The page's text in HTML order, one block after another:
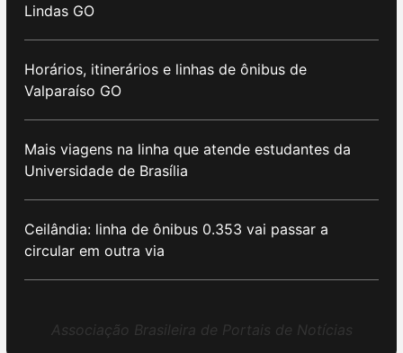
Lindas GO
Horários, itinerários e linhas de ônibus de
Valparaíso GO
Mais viagens na linha que atende estudantes da
Universidade de Brasília
Ceilândia: linha de ônibus 0.353 vai passar a
circular em outra via
Associação Brasileira de Portais de Notícias